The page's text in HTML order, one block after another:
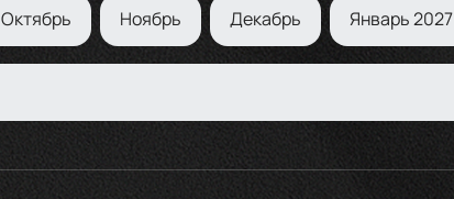
Октябрь Ноябрь Декабрь Январь 2027